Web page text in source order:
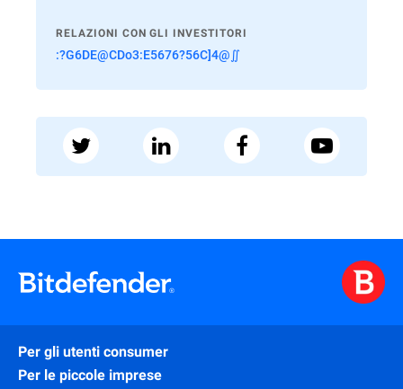
RELAZIONI CON GLI INVESTITORI
:?G6DE@CDo3:E5676?56C]4@∬
Per gli utenti consumer
Per le piccole imprese